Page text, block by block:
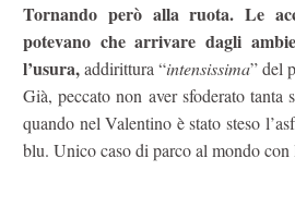
Tornando però alla ruota. Le
potevano che arrivare dagli
l’usura,addirittura “intensissima” del
Già, peccato non aver sfoderato tanta
quando nel Valentino è stato steso
blu. Unico caso di parco al mondo